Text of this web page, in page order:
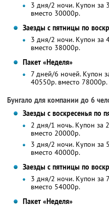
3 дня/2 ночи. Купон за
вместо 30000р.
Заезды с пятницы по
3 дня/2 ночи. Купон за
вместо 38000р.
Пакет «Неделя»
7 дней/6 ночей. Купон
40550р. вместо 78000р.
Бунгало для компании до 6
Заезды с воскресенья по
2 дня/1 ночь. Купон за
вместо 20000р.
3 дня/2 ночи. Купон за
вместо 40000р.
Заезды с пятницы по
3 дня/2 ночи. Купон за
вместо 54000р.
Пакет «Неделя»